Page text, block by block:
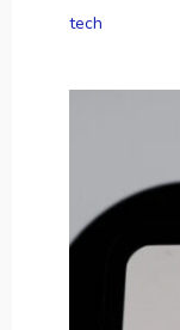
tech